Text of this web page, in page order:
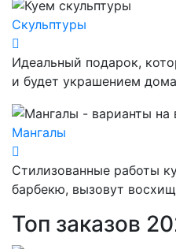
Скульптуры
Идеальный подарок,
и будет украшением
Мангалы
Стилизованные работы
барбекю, вызовут
Топ заказов